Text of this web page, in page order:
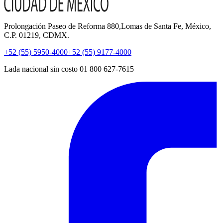
Prolongación Paseo de Reforma 880,Lomas de Santa Fe, México,
C.P. 01219, CDMX.
+52 (55) 5950-4000+52 (55) 9177-4000
Lada nacional sin costo 01 800 627-7615